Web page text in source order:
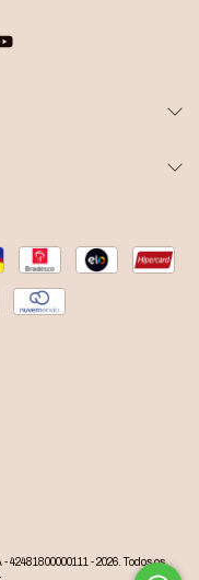
- 2026. Todos os